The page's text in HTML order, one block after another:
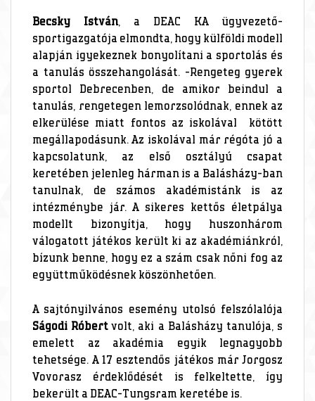
Becsky István, a DEAC KA ügyvezető-
sportigazgatója elmondta, hogy külföldi modell
alapján igyekeznek bonyolítani a sportolás és
a tanulás összehangolását. -Rengeteg gyerek
sportol Debrecenben, de amikor beindul a
tanulás, rengetegen lemorzsolódnak, ennek az
elkerülése miatt fontos az iskolával kötött
megállapodásunk. Az iskolával már régóta jó a
kapcsolatunk, az első osztályú csapat
keretében jelenleg hárman is a Balásházy-ban
tanulnak, de számos akadémistánk is az
intézménybe jár. A sikeres kettős életpálya
modellt bizonyítja, hogy huszonhárom
válogatott játékos került ki az akadémiánkról,
bízunk benne, hogy ez a szám csak nőni fog az
együttműködésnek köszönhetően.
A sajtónyilvános esemény utolsó felszólalója
Ságodi Róbert volt, aki a Balásházy tanulója, s
emelett az akadémia egyik legnagyobb
tehetsége. A 17 esztendős játékos már Jorgosz
Vovorasz érdeklődését is felkeltette, így
bekerült a DEAC-Tungsram keretébe is.